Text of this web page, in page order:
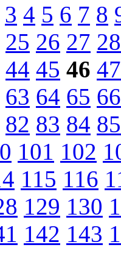
3 4 5 6 7 8
25 26 27 28
44 45 46 47
63 64 65 66
82 83 84 85
101 102
115 116
129 130
142 143